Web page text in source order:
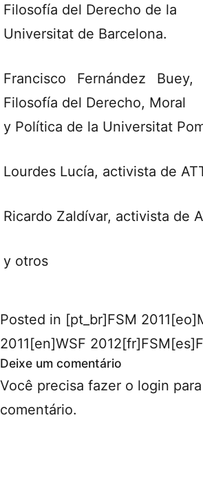
Filosofía del Derecho de la
Universitat de Barcelona.
Francisco Fernández
Filosofía del Derecho, Moral
y Política de la Universitat
Lourdes Lucía, activista de
Ricardo Zaldívar, activista de
y otros
Posted in [pt_br]FSM
2011[en]WSF
Deixe um comentário
Você precisa fazer o login
comentário.